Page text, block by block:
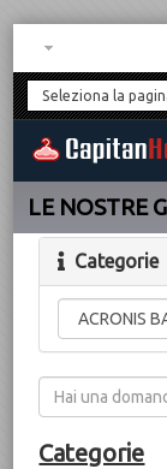
LE NOSTRE
Categorie
Categorie